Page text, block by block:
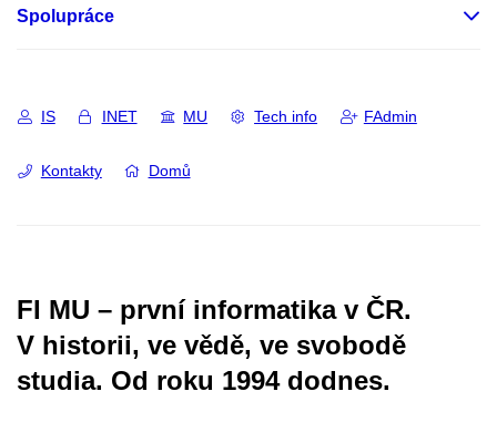
Spolupráce
IS INET MU Tech info FAdmin
Kontakty Domů
FI MU – první informatika v ČR.
V historii, ve vědě, ve svobodě
studia. Od roku 1994 dodnes.